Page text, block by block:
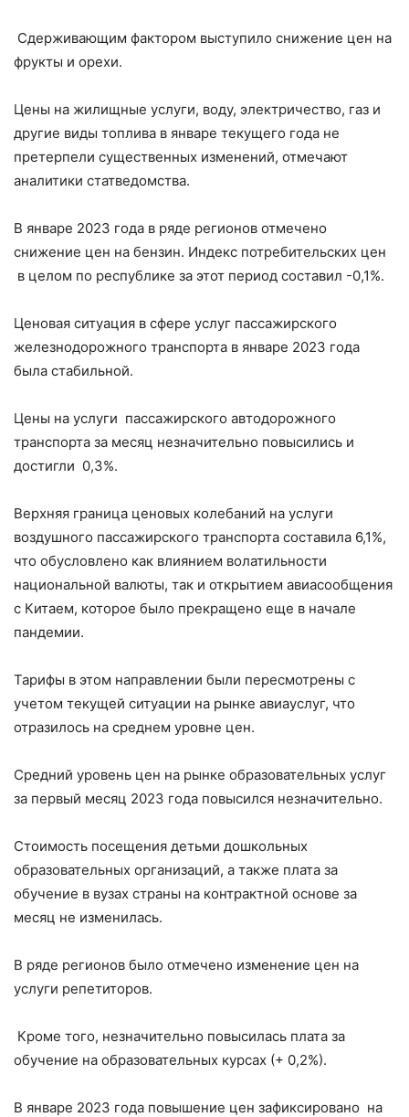
Сдерживающим фактором выступило снижение цен на
фрукты и орехи.
Цены на жилищные услуги, воду, электричество, газ и
другие виды топлива в январе текущего года не
претерпели существенных изменений, отмечают
аналитики статведомства.
В январе 2023 года в ряде регионов отмечено
снижение цен на бензин. Индекс потребительских цен
в целом по республике за этот период составил -0,1%.
Ценовая ситуация в сфере услуг пассажирского
железнодорожного транспорта в январе 2023 года
была стабильной.
Цены на услуги пассажирского автодорожного
транспорта за месяц незначительно повысились и
достигли 0,3%.
Верхняя граница ценовых колебаний на услуги
воздушного пассажирского транспорта составила 6,1%,
что обусловлено как влиянием волатильности
национальной валюты, так и открытием авиасообщения
с Китаем, которое было прекращено еще в начале
пандемии.
Тарифы в этом направлении были пересмотрены с
учетом текущей ситуации на рынке авиауслуг, что
отразилось на среднем уровне цен.
Средний уровень цен на рынке образовательных услуг
за первый месяц 2023 года повысился незначительно.
Стоимость посещения детьми дошкольных
образовательных организаций, а также плата за
обучение в вузах страны на контрактной основе за
месяц не изменилась.
В ряде регионов было отмечено изменение цен на
услуги репетиторов.
Кроме того, незначительно повысилась плата за
обучение на образовательных курсах (+ 0,2%).
В январе 2023 года повышение цен зафиксировано на